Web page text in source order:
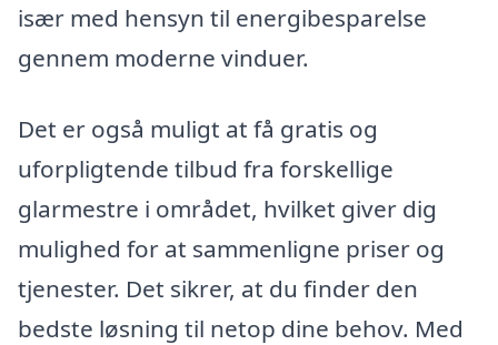
især med hensyn til energibesparelse
gennem moderne vinduer.
Det er også muligt at få gratis og
uforpligtende tilbud fra forskellige
glarmestre i området, hvilket giver dig
mulighed for at sammenligne priser og
tjenester. Det sikrer, at du finder den
bedste løsning til netop dine behov. Med